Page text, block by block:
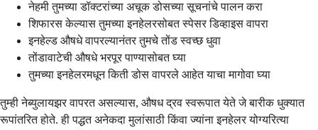
नेहमी तुमच्या डॉक्टरांच्या अचूक डोसच्या सूचनांचे पालन करा
शिफारस केल्यास तुमच्या इनहेलरसोबत स्पेसर डिव्हाइस वापरा
इनहेल्ड औषधे वापरल्यानंतर तुमचे तोंड स्वच्छ धुवा
तोंडावाटेची औषधे भरपूर पाण्यासोबत घ्या
तुमच्या इनहेलरमधून किती डोस वापरले आहेत याचा मागोवा घ्या
तुम्ही नेब्युलायझर वापरत असल्यास, औषध द्रव स्वरूपात येते जे बारीक धुक्यात
रूपांतरित होते. ही पद्धत अनेकदा मुलांसाठी किंवा ज्यांना इनहेलर योग्यरित्या